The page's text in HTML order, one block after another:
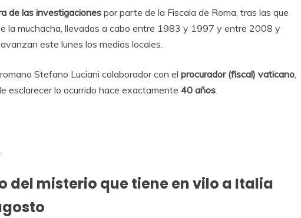
de las investigacionespor parte de la Fiscala de Roma, tras las que
la muchacha, llevadas a cabo entre 1983 y 1997 y entre 2008 y
este lunes los medios locales.
Stefano Luciani colaborador con el procurador (fiscal) vaticano,
esclarecer lo ocurrido hace exactamente 40 años.
del misterio que tiene en vilo a Italia